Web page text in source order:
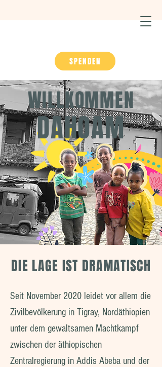
SPENDEN
WILLKOMMEN
DAHOAM
DIE LAGE IST DRAMATISCH
Seit November 2020 leidet vor allem die
Zivilbevölkerung in Tigray, Nordäthiopien
unter dem gewaltsamen Machtkampf
zwischen der äthiopischen
Zentralregierung in Addis Abeba und der